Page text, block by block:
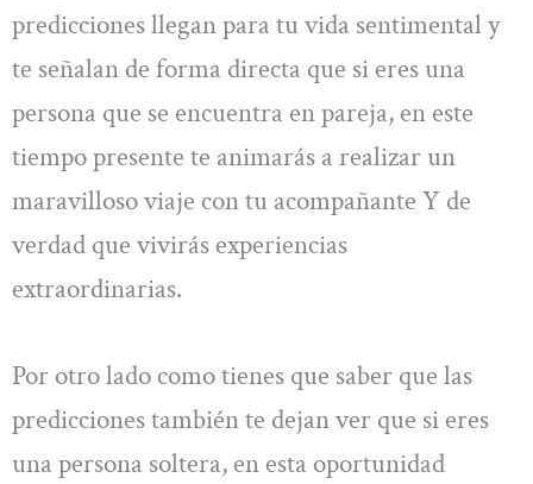
predicciones llegan para tu vida sentimental y
te señalan de forma directa que si eres una
persona que se encuentra en pareja, en este
tiempo presente te animarás a realizar un
maravilloso viaje con tu acompañante Y de
verdad que vivirás experiencias
extraordinarias.
Por otro lado como tienes que saber que las
predicciones también te dejan ver que si eres
una persona soltera, en esta oportunidad